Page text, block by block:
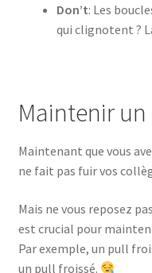
Don’t: Les
qui clignotent ?
Maintenir
Maintenant que vous
ne fait pas fuir vos
Mais ne vous reposez
est crucial pour
Par exemple, un pull
un pull froissé.